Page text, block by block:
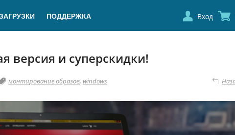
ПОДДЕРЖКА Вход
версия и суперскидки!
монтирование образов, windows